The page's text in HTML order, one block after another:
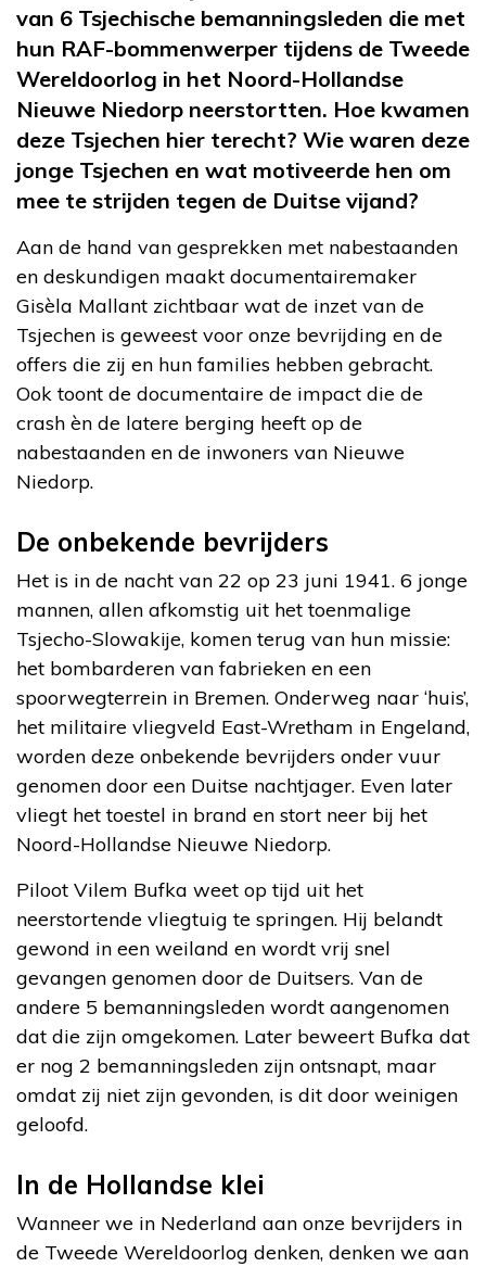
van 6 Tsjechische bemanningsleden die met
hun RAF-bommenwerper tijdens de Tweede
Wereldoorlog in het Noord-Hollandse
Nieuwe Niedorp neerstortten. Hoe kwamen
deze Tsjechen hier terecht? Wie waren deze
jonge Tsjechen en wat motiveerde hen om
mee te strijden tegen de Duitse vijand?
Aan de hand van gesprekken met nabestaanden
en deskundigen maakt documentairemaker
Gisèla Mallant zichtbaar wat de inzet van de
Tsjechen is geweest voor onze bevrijding en de
offers die zij en hun families hebben gebracht.
Ook toont de documentaire de impact die de
crash èn de latere berging heeft op de
nabestaanden en de inwoners van Nieuwe
Niedorp.
De onbekende bevrijders
Het is in de nacht van 22 op 23 juni 1941. 6 jonge
mannen, allen afkomstig uit het toenmalige
Tsjecho-Slowakije, komen terug van hun missie:
het bombarderen van fabrieken en een
spoorwegterrein in Bremen. Onderweg naar ‘huis’,
het militaire vliegveld East-Wretham in Engeland,
worden deze onbekende bevrijders onder vuur
genomen door een Duitse nachtjager. Even later
vliegt het toestel in brand en stort neer bij het
Noord-Hollandse Nieuwe Niedorp.
Piloot Vilem Bufka weet op tijd uit het
neerstortende vliegtuig te springen. Hij belandt
gewond in een weiland en wordt vrij snel
gevangen genomen door de Duitsers. Van de
andere 5 bemanningsleden wordt aangenomen
dat die zijn omgekomen. Later beweert Bufka dat
er nog 2 bemanningsleden zijn ontsnapt, maar
omdat zij niet zijn gevonden, is dit door weinigen
geloofd.
In de Hollandse klei
Wanneer we in Nederland aan onze bevrijders in
de Tweede Wereldoorlog denken, denken we aan